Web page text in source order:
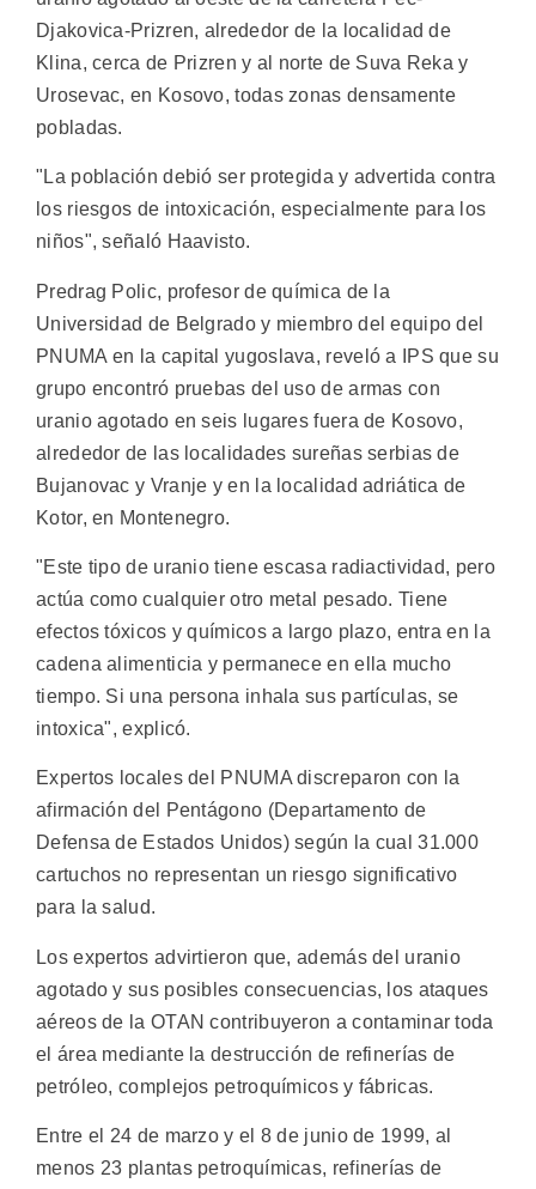
Djakovica-Prizren, alrededor de la localidad de
Klina, cerca de Prizren y al norte de Suva Reka y
Urosevac, en Kosovo, todas zonas densamente
pobladas.
"La población debió ser protegida y advertida contra
los riesgos de intoxicación, especialmente para los
niños", señaló Haavisto.
Predrag Polic, profesor de química de la
Universidad de Belgrado y miembro del equipo del
PNUMA en la capital yugoslava, reveló a IPS que su
grupo encontró pruebas del uso de armas con
uranio agotado en seis lugares fuera de Kosovo,
alrededor de las localidades sureñas serbias de
Bujanovac y Vranje y en la localidad adriática de
Kotor, en Montenegro.
"Este tipo de uranio tiene escasa radiactividad, pero
actúa como cualquier otro metal pesado. Tiene
efectos tóxicos y químicos a largo plazo, entra en la
cadena alimenticia y permanece en ella mucho
tiempo. Si una persona inhala sus partículas, se
intoxica", explicó.
Expertos locales del PNUMA discreparon con la
afirmación del Pentágono (Departamento de
Defensa de Estados Unidos) según la cual 31.000
cartuchos no representan un riesgo significativo
para la salud.
Los expertos advirtieron que, además del uranio
agotado y sus posibles consecuencias, los ataques
aéreos de la OTAN contribuyeron a contaminar toda
el área mediante la destrucción de refinerías de
petróleo, complejos petroquímicos y fábricas.
Entre el 24 de marzo y el 8 de junio de 1999, al
menos 23 plantas petroquímicas, refinerías de